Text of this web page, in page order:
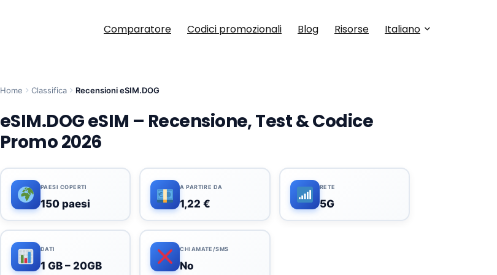
Comparatore Codici promozionali Blog Risorse Italiano
Home Classifica Recensioni eSIM.DOG
eSIM.DOG eSIM – Recensione, Test & Codice
Promo 2026
PAESI COPERTI
150 paesi
A PARTIRE DA
1,22 €
RETE
5G
DATI
1 GB – 20GB
CHIAMATE/SMS
No